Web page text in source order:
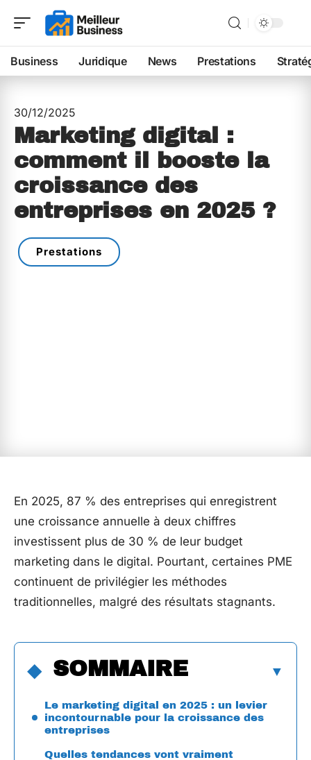
Business Juridique News Prestations
30/12/2025
Marketing digital :
comment il booste la
croissance des
entreprises en 2025 ?
Prestations
En 2025, 87 % des entreprises qui enregistrent
une croissance annuelle à deux chiffres
investissent plus de 30 % de leur budget
marketing dans le digital. Pourtant, certaines PME
continuent de privilégier les méthodes
traditionnelles, malgré des résultats stagnants.
SOMMAIRE
Le marketing digital en 2025 : un levier
incontournable pour la croissance des
entreprises
Quelles tendances vont vraiment